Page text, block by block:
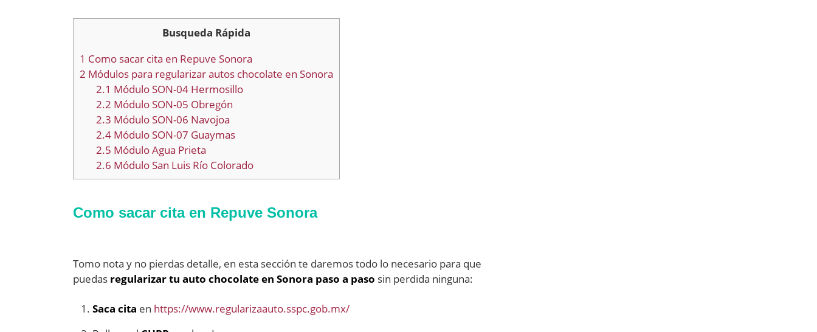
Busqueda Rápida
1 Como sacar cita en Repuve Sonora
2 Módulos para regularizar autos chocolate en Sonora
2.1 Módulo SON-04 Hermosillo
2.2 Módulo SON-05 Obregón
2.3 Módulo SON-06 Navojoa
2.4 Módulo SON-07 Guaymas
2.5 Módulo Agua Prieta
2.6 Módulo San Luis Río Colorado
Como sacar cita en Repuve Sonora
Tomo nota y no pierdas detalle, en esta sección te daremos todo lo necesario para que
puedas regularizar tu auto chocolate en Sonora paso a paso sin perdida ninguna:
Saca cita en https://www.regularizaauto.sspc.gob.mx/